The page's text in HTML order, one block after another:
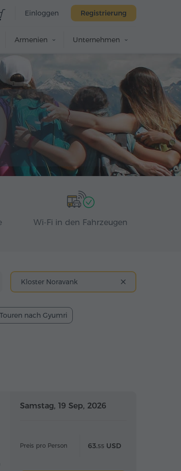
Einloggen Registrierung
Armenien Unternehmen
Wi-Fi in den Fahrzeugen
Kloster Noravank
Touren nach Gyumri
Samstag, 19 Sep, 2026
Preis pro Person 63.55 USD